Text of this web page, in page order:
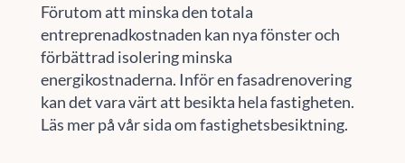
Förutom att minska den totala
entreprenadkostnaden kan nya fönster och
förbättrad isolering minska
energikostnaderna. Inför en fasadrenovering
kan det vara värt att besikta hela fastigheten.
Läs mer på vår sida om fastighetsbesiktning.